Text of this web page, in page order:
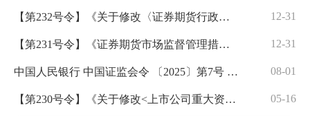
【第232号令】《关于修改〈证券期货行政执法当事人承诺制度实施规定〉的决定》 12-31
【第231号令】《证券期货市场监督管理措施实施办法》 12-31
中国人民银行 中国证监会令 〔2025〕第7号 《金融基础设施监督管理办法》 08-01
【第230号令】《关于修改<上市公司重大资产重组管理办法>的决定》 05-16